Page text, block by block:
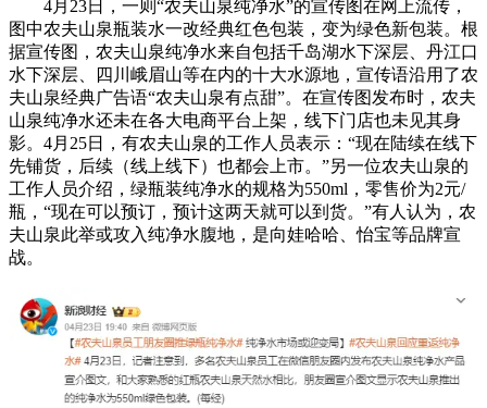
4月23日，一则“农夫山泉纯净水”的宣传图在网上流传，
图中农夫山泉瓶装水一改经典红色包装，变为绿色新包装。根
据宣传图，农夫山泉纯净水来自包括千岛湖水下深层、丹江口
水下深层、四川峨眉山等在内的十大水源地，宣传语沿用了农
夫山泉经典广告语“农夫山泉有点甜”。在宣传图发布时，农夫
山泉纯净水还未在各大电商平台上架，线下门店也未见其身
影。4月25日，有农夫山泉的工作人员表示：“现在陆续在线下
先铺货，后续（线上线下）也都会上市。”另一位农夫山泉的
工作人员介绍，绿瓶装纯净水的规格为550ml，零售价为2元/
瓶，“现在可以预订，预计这两天就可以到货。”有人认为，农
夫山泉此举或攻入纯净水腹地，是向娃哈哈、怡宝等品牌宣
战。